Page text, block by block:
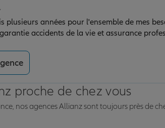
plusieurs années pour l'ensemble de mes
accidents de la vie et assurance
et toujours agréable lors de nos échanges,
eu un sinistre bris de glace qui a été traité
année après année. Je recommande
proche de chez vous
nos agences Allianz sont toujours près de